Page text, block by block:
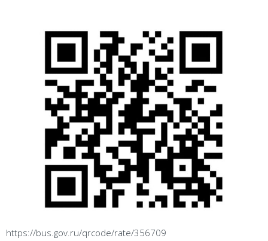
https://bus.gov.ru/qrcode/rate/356709